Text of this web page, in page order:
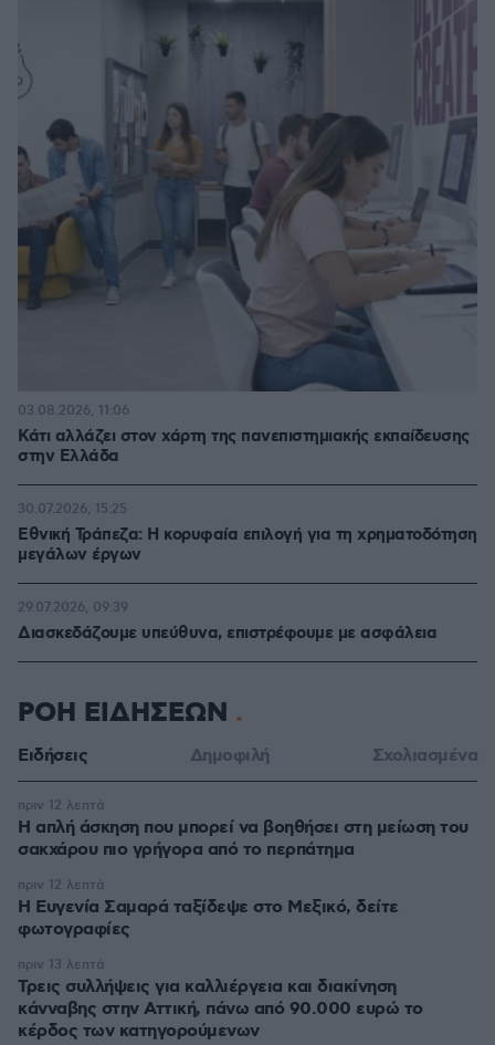
Κάτι αλλάζει στον χάρτη της πανεπιστημιακής εκπαίδευσης
στην Ελλάδα
03.08.2026, 11:06
Εθνική Τράπεζα: Η κορυφαία επιλογή για τη χρηματοδότηση
μεγάλων έργων
30.07.2026, 15:25
Διασκεδάζουμε υπεύθυνα, επιστρέφουμε με ασφάλεια
29.07.2026, 09:39
ΡΟΗ ΕΙΔΗΣΕΩΝ
Ειδήσεις Δημοφιλή Σχολιασμένα
Η απλή άσκηση που μπορεί να βοηθήσει στη μείωση του
σακχάρου πιο γρήγορα από το περπάτημα
πριν 12 λεπτά
Η Ευγενία Σαμαρά ταξίδεψε στο Μεξικό, δείτε
φωτογραφίες
πριν 12 λεπτά
Τρεις συλλήψεις για καλλιέργεια και διακίνηση
κάνναβης στην Αττική, πάνω από 90.000 ευρώ το
κέρδος των κατηγορούμενων
πριν 13 λεπτά